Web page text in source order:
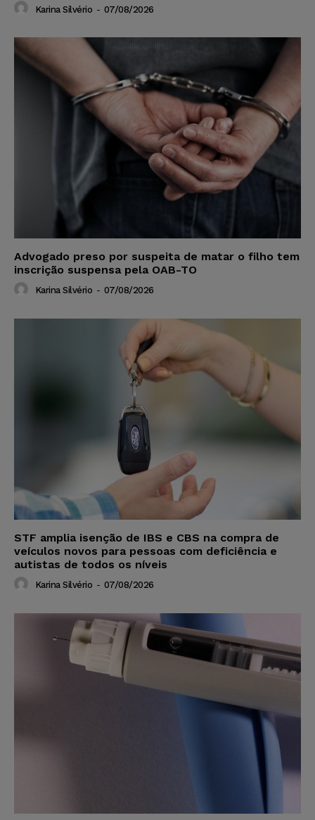
Karina Silvério - 07/08/2026
Advogado preso por suspeita de matar o filho tem
inscrição suspensa pela OAB-TO
Karina Silvério - 07/08/2026
STF amplia isenção de IBS e CBS na compra de
veículos novos para pessoas com deficiência e
autistas de todos os níveis
Karina Silvério - 07/08/2026